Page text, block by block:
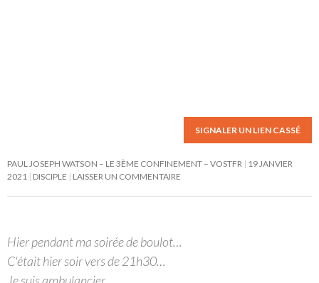
SIGNALER UN LIEN CASSÉ
PAUL JOSEPH WATSON – LE 3ÈME CONFINEMENT – VOSTFR
19 JANVIER
2021 DISCIPLE LAISSER UN COMMENTAIRE
Hier pendant ma soirée de boulot…
C'était hier soir vers de 21h30…